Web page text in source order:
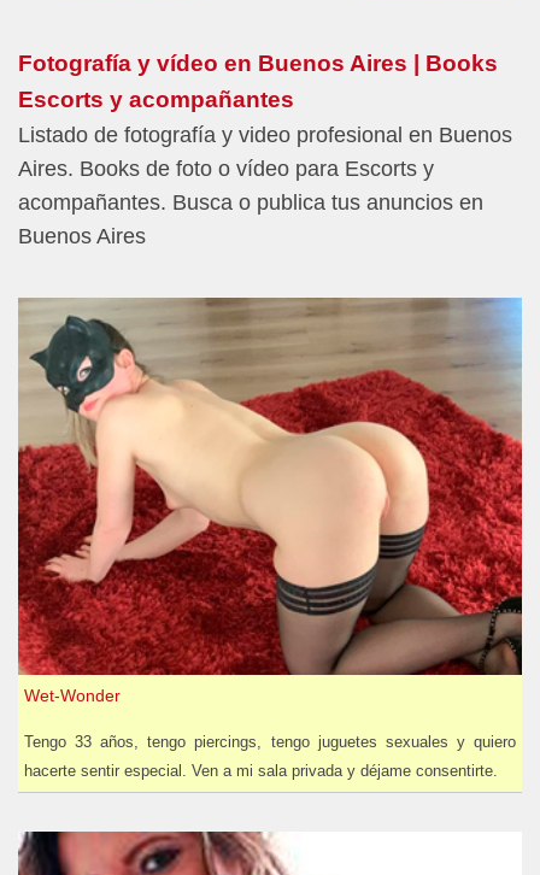
Fotografía y vídeo en Buenos Aires | Books
Escorts y acompañantes
Listado de fotografía y video profesional en Buenos
Aires. Books de foto o vídeo para Escorts y
acompañantes. Busca o publica tus anuncios en
Buenos Aires
Wet-Wonder
Tengo 33 años, tengo piercings, tengo juguetes sexuales y quiero
hacerte sentir especial. Ven a mi sala privada y déjame consentirte.